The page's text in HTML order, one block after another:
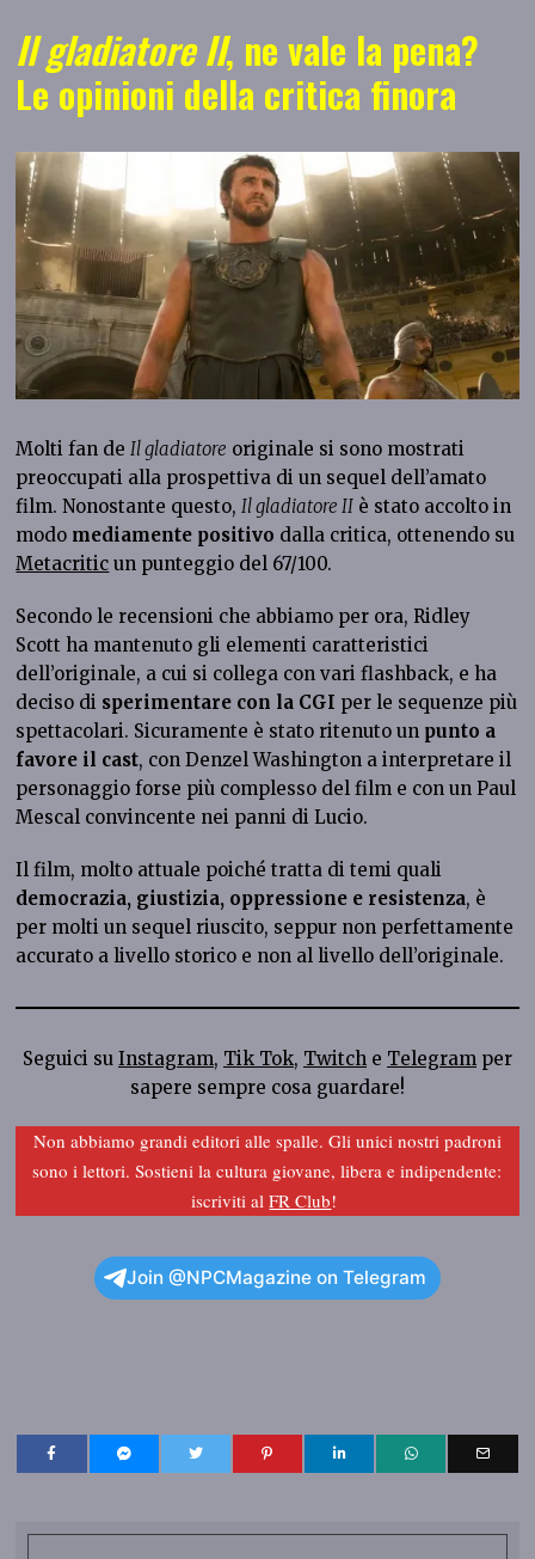
Il gladiatore II, ne vale la pena?
Le opinioni della critica finora
Molti fan deIl gladiatore originale si sono mostrati
preoccupati alla prospettiva di un sequel dell’amato
film. Nonostante questo,Il gladiatore II è stato accolto in
modo mediamente positivo dalla critica, ottenendo su
Metacritic un punteggio del 67/100.
Secondo le recensioni che abbiamo per ora, Ridley
Scott ha mantenuto gli elementi caratteristici
dell’originale, a cui si collega con vari flashback, e ha
deciso di sperimentare con la CGI per le sequenze più
spettacolari. Sicuramente è stato ritenuto un punto a
favore il cast, con Denzel Washington a interpretare il
personaggio forse più complesso del film e con un Paul
Mescal convincente nei panni di Lucio.
Il film, molto attuale poiché tratta di temi quali
democrazia, giustizia, oppressione e resistenza, è
per molti un sequel riuscito, seppur non perfettamente
accurato a livello storico e non al livello dell’originale.
Seguici su Instagram, Tik Tok, Twitche Telegramper
sapere sempre cosa guardare!
Non abbiamo grandi editori alle spalle. Gli unici nostri padroni
sono i lettori. Sostieni la cultura giovane, libera e indipendente:
iscriviti alFR Club!
Join @NPCMagazine on Telegram